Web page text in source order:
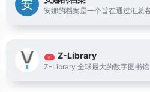
合 Z-Library
Z-Library 全球最大的数字图书馆